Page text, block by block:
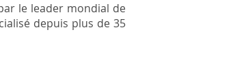
le leader mondial de
depuis plus de 35